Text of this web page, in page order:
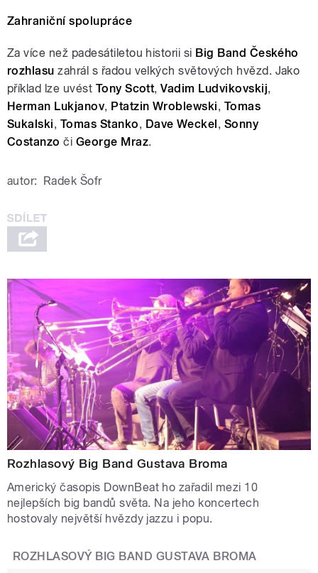
Zahraniční spolupráce
Za více než padesátiletou historii si Big Band Českého
rozhlasu zahrál s řadou velkých světových hvězd. Jako
příklad lze uvést Tony Scott,Vadim Ludvikovskij,
Herman Lukjanov, Ptatzin Wroblewski, Tomas
Sukalski, Tomas Stanko, Dave Weckel , Sonny
Costanzo či George Mraz.
autor: Radek Šofr
Rozhlasový Big Band Gustava Broma
Americký časopis DownBeat ho zařadil mezi 10
nejlepších big bandů světa. Na jeho koncertech
hostovaly největší hvězdy jazzu i popu.
ROZHLASOVÝ BIG BAND GUSTAVA BROMA